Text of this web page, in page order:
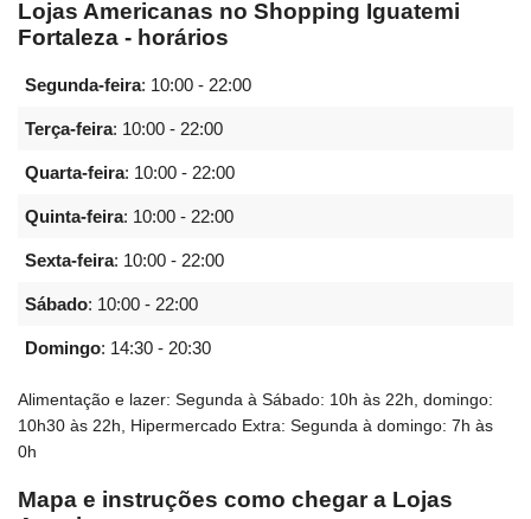
Lojas Americanas no Shopping Iguatemi
Fortaleza - horários
Segunda-feira: 10:00 - 22:00
Terça-feira: 10:00 - 22:00
Quarta-feira: 10:00 - 22:00
Quinta-feira: 10:00 - 22:00
Sexta-feira: 10:00 - 22:00
Sábado: 10:00 - 22:00
Domingo: 14:30 - 20:30
Alimentação e lazer: Segunda à Sábado: 10h às 22h, domingo:
10h30 às 22h, Hipermercado Extra: Segunda à domingo: 7h às
0h
Mapa e instruções como chegar a Lojas